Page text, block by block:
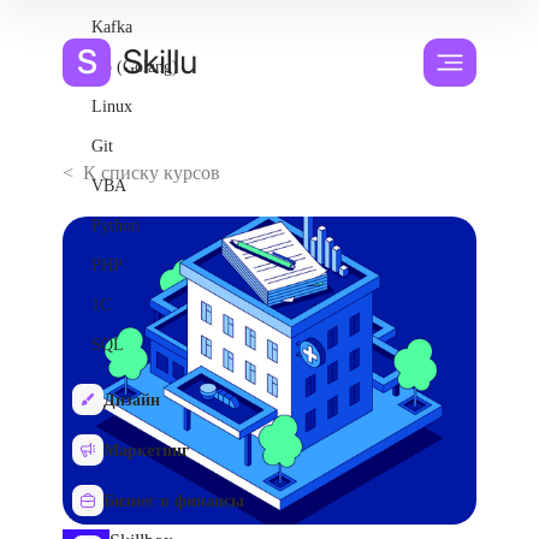
Kafka
Go (Golang)
Linux
Git
VBA
Python
PHP
1С
SQL
Дизайн
Маркетинг
Бизнес и финансы
< К списку курсов